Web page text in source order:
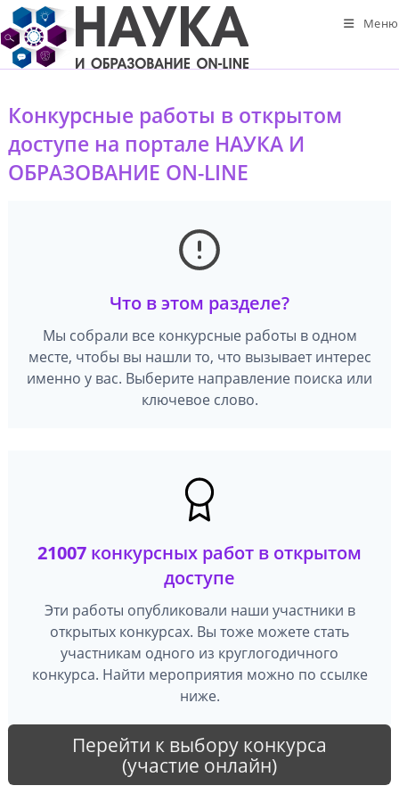
Перейти
к
содержимому
Меню
Конкурсные работы в открытом
доступе на портале НАУКА И
ОБРАЗОВАНИЕ ON-LINE
Что в этом разделе?
Мы собрали все конкурсные работы в одном
месте, чтобы вы нашли то, что вызывает интерес
именно у вас. Выберите направление поиска или
ключевое слово.
21007 конкурсных работ в открытом
доступе
Эти работы опубликовали наши участники в
открытых конкурсах. Вы тоже можете стать
участникам одного из круглогодичного
конкурса. Найти мероприятия можно по ссылке
ниже.
Перейти к выбору конкурса
(участие онлайн)